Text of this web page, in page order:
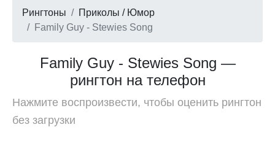
Рингтоны
Приколы / Юмор
Family Guy - Stewies Song
Family Guy - Stewies Song —
рингтон на телефон
Нажмите воспроизвести, чтобы оценить рингтон
без загрузки